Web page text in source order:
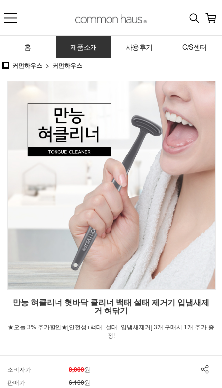
홈 제품소개 사용후기 C/S센터
커먼하우스 커먼하우스
만능 혀클리너 혓바닥 클리너 백태 설태 제거기 입냄새제
거 혀닦기
★오늘 3% 추가할인★[안전성+백태+설태+입냄새제거] 3개 구매시 1개 추가 증
정!
소비자가 8,000원
판매가
6,100원